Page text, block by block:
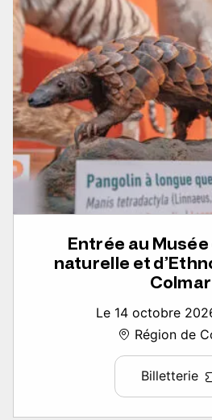
Entrée au Musée
naturelle et
Colmar
Le 14 octobre
Région de
Billetterie